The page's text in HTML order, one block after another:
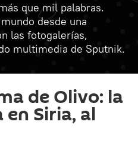
que mil palabras.
desde una
las fotogalerías,
multimedia de Sputnik.
de Olivo: la
Siria, al